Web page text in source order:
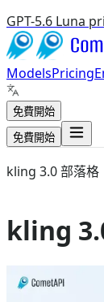
GPT-5.6 Luna
ModelsPricing
免費開始
免費開始
kling 3.0 部落格
kling
Aug 4, 2026